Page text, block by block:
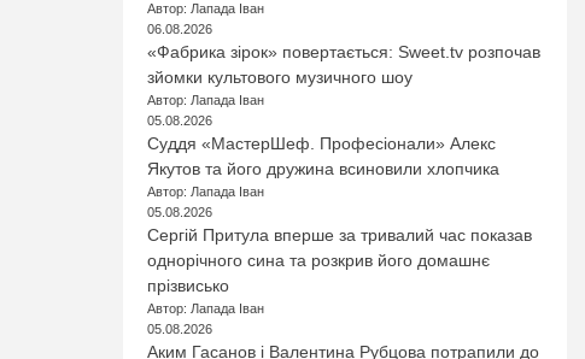
Автор: Лапада Іван
06.08.2026
«Фабрика зірок» повертається: Sweet.tv розпочав
зйомки культового музичного шоу
Автор: Лапада Іван
05.08.2026
Суддя «МастерШеф. Професіонали» Алекс
Якутов та його дружина всиновили хлопчика
Автор: Лапада Іван
05.08.2026
Сергій Притула вперше за тривалий час показав
однорічного сина та розкрив його домашнє
прізвисько
Автор: Лапада Іван
05.08.2026
Аким Гасанов і Валентина Рубцова потрапили до